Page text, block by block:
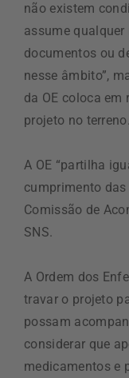
não existem
assume
documentos ou
nesse âmbito”,
da OE coloca
projeto no terreno.
A OE “partilha
cumprimento
Comissão de
SNS.
A Ordem dos
travar o projeto
possam
considerar que
medicamentos e